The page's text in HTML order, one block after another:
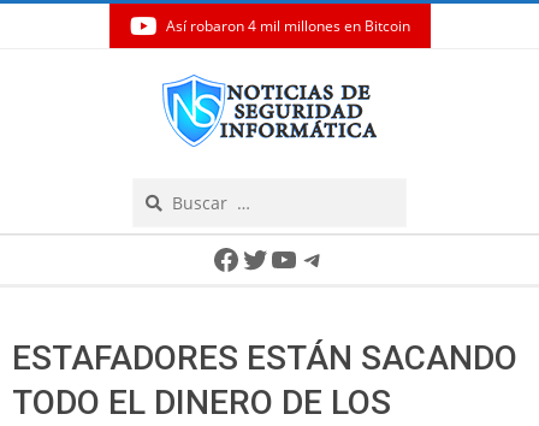
Así robaron 4 mil millones en Bitcoin
Facebook
Twitter
YouTube
Telegram
ESTAFADORES ESTÁN SACANDO
TODO EL DINERO DE LOS